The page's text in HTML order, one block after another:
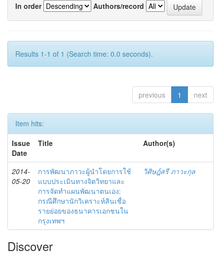
In order
Authors/record
Results 1-1 of 1 (Search time: 0.0 seconds).
previous 1 next
Item hits:
Issue
Date
Title Author(s)
2014-
05-20
การพัฒนาภาวะผู้นำโดยการใช้
แบบประเมินทางจิตวิทยาและ
การจัดทำแผนพัฒนาตนเอง:
กรณีศึกษานักวิเคราะห์สินเชื่อ
รายย่อยของธนาคารเอกชนใน
กรุงเทพฯ
วิศิษฎ์สรี ภาวะกุล
Discover